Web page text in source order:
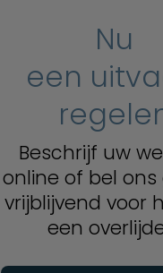
Nu
een
Beschrijf uw
online of bel ons
vrijblijvend voor
een